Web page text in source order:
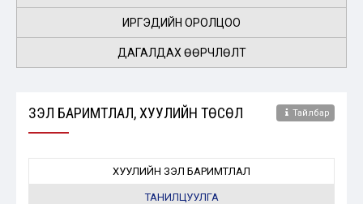
ИРГЭДИЙН ОРОЛЦОО
ДАГАЛДАХ ӨӨРЧЛӨЛТ
ҮЗЭЛ БАРИМТЛАЛ, ХУУЛИЙН ТӨСӨЛ Тайлбар
ХУУЛИЙН ҮЗЭЛ БАРИМТЛАЛ
ТАНИЛЦУУЛГА